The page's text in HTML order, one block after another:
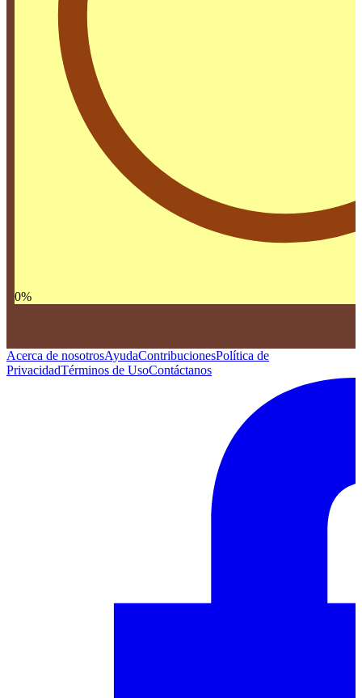
0%
Acerca de nosotrosAyudaContribucionesPolítica de
PrivacidadTérminos de UsoContáctanos